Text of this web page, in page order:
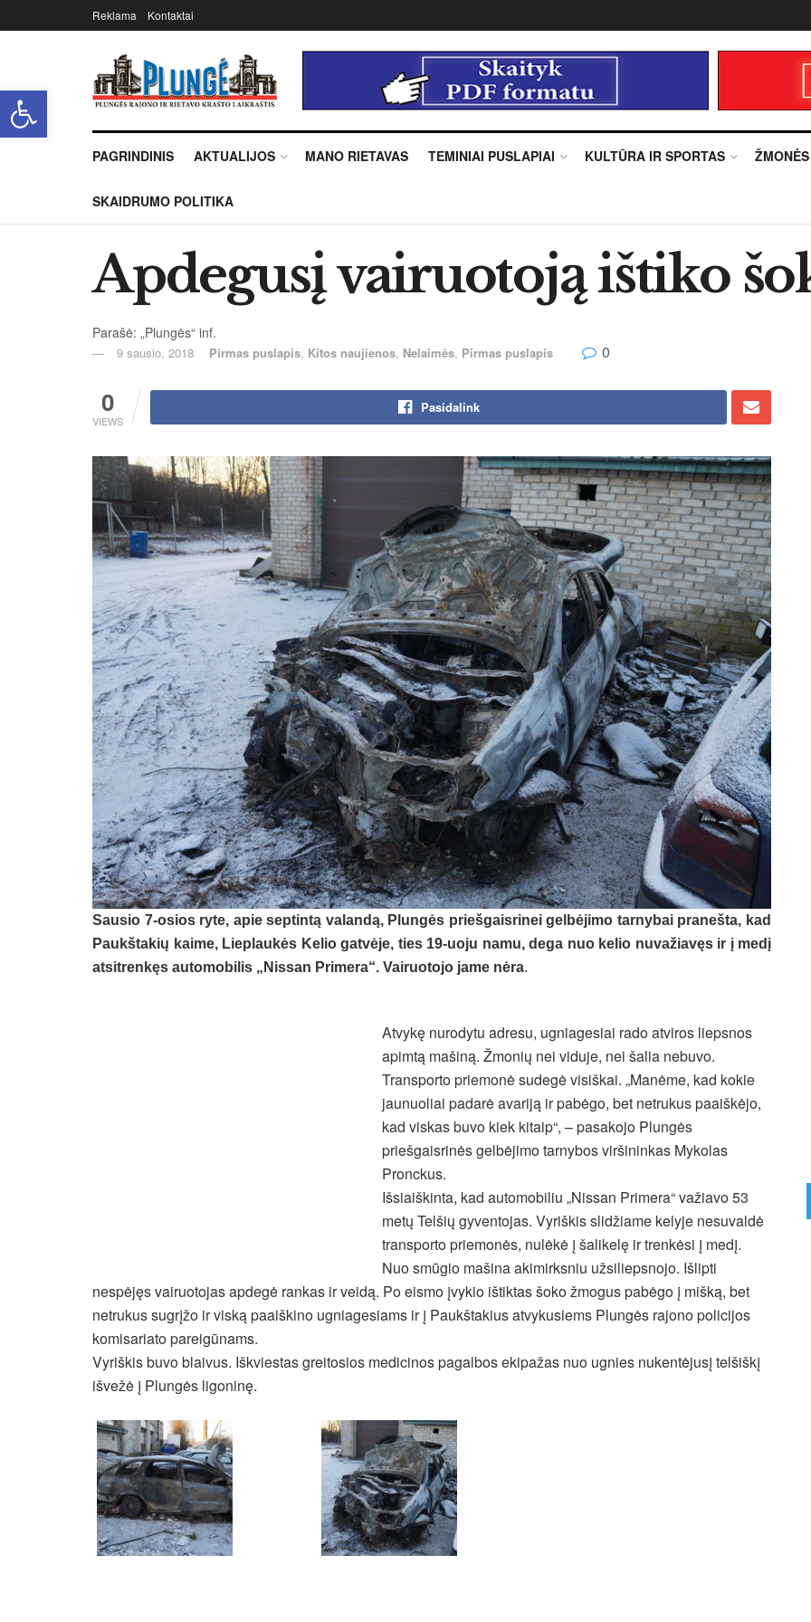
Open toolbar
Reklama Kontaktai
PAGRINDINIS AKTUALIJOS MANO RIETAVAS TEMINIAI PUSLAPIAI KULTŪRA IR SPORTAS ŽMONĖS
SKAIDRUMO POLITIKA
Apdegusį vairuotoją ištiko
Parašė: „Plungės“ inf.
9 sausio, 2018 Pirmas puslapis, Kitos naujienos, Nelaimės, Pirmas puslapis 0
0
VIEWS
Pasidalink
Sausio 7-osios ryte, apie septintą valandą, Plungės priešgaisrinei gelbėjimo tarnybai pranešta, kad
Paukštakių kaime, Lieplaukės Kelio gatvėje, ties 19-uoju namu, dega nuo kelio nuvažiavęs ir į medį
atsitrenkęs automobilis „Nissan Primera“. Vairuotojo jame nėra.
Atvykę nurodytu adresu, ugniagesiai rado atviros liepsnos
apimtą mašiną. Žmonių nei viduje, nei šalia nebuvo.
Transporto priemonė sudegė visiškai. „Manėme, kad kokie
jaunuoliai padarė avariją ir pabėgo, bet netrukus paaiškėjo,
kad viskas buvo kiek kitaip“, – pasakojo Plungės
priešgaisrinės gelbėjimo tarnybos viršininkas Mykolas
Pronckus.
Išsiaiškinta, kad automobiliu „Nissan Primera“ važiavo 53
metų Telšių gyventojas. Vyriškis slidžiame kelyje nesuvaldė
transporto priemonės, nulėkė į šalikelę ir trenkėsi į medį.
Nuo smūgio mašina akimirksniu užsiliepsnojo. Išlipti
nespėjęs vairuotojas apdegė rankas ir veidą. Po eismo įvykio ištiktas šoko žmogus pabėgo į mišką, bet
netrukus sugrįžo ir viską paaiškino ugniagesiams ir į Paukštakius atvykusiems Plungės rajono policijos
komisariato pareigūnams.
Vyriškis buvo blaivus. Iškviestas greitosios medicinos pagalbos ekipažas nuo ugnies nukentėjusį telšiškį
išvežė į Plungės ligoninę.